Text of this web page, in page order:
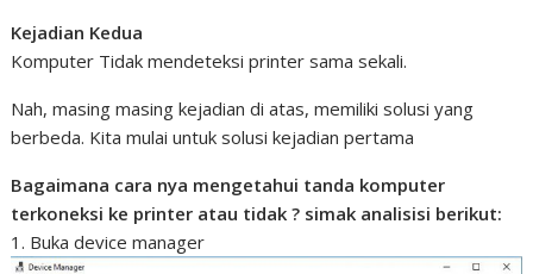
Kejadian Kedua
Komputer Tidak mendeteksi printer sama sekali.
Nah, masing masing kejadian di atas, memiliki solusi yang
berbeda. Kita mulai untuk solusi kejadian pertama
Bagaimana cara nya mengetahui tanda komputer
terkoneksi ke printer atau tidak ? simak analisisi berikut:
1. Buka device manager